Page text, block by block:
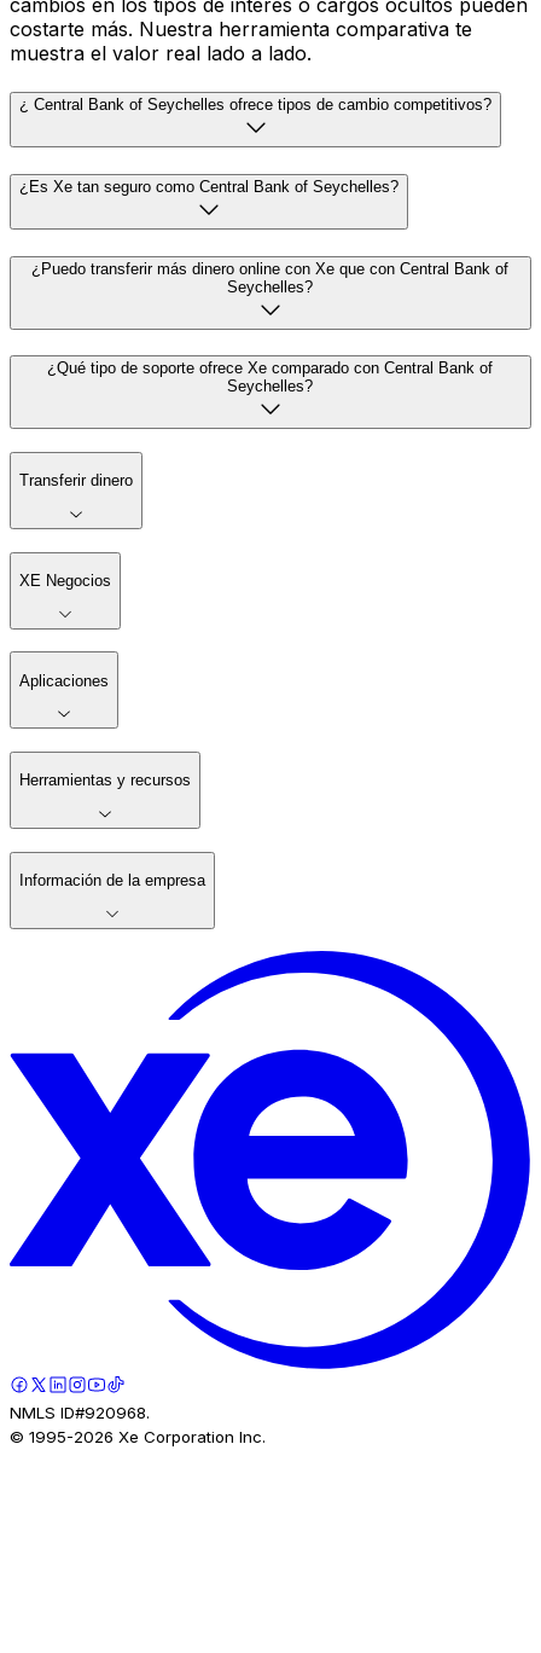
cambios en los tipos de interés o cargos ocultos pueden
costarte más. Nuestra herramienta comparativa te
muestra el valor real lado a lado.
¿ Central Bank of Seychelles ofrece tipos de cambio competitivos?
¿Es Xe tan seguro como Central Bank of Seychelles?
¿Puedo transferir más dinero online con Xe que con Central Bank of
Seychelles?
¿Qué tipo de soporte ofrece Xe comparado con Central Bank of
Seychelles?
Transferir dinero
XE Negocios
Aplicaciones
Herramientas y recursos
Información de la empresa
NMLS ID#920968.
© 1995-2026 Xe Corporation Inc.